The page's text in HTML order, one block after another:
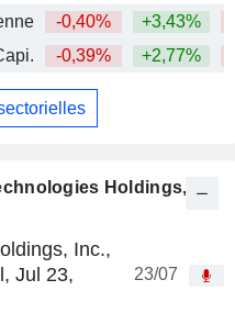
Holdings,
Inc.,
Jul 23,
23/07
-0,40% +3,43%
-0,39% +2,77%